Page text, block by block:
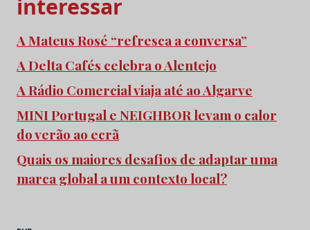
interessar
A Mateus Rosé “refresca a conversa”
A Delta Cafés celebra o Alentejo
A Rádio Comercial viaja até ao Algarve
MINI Portugal e NEIGHBOR levam o calor
do verão ao ecrã
Quais os maiores desafios de adaptar uma
marca global a um contexto local?